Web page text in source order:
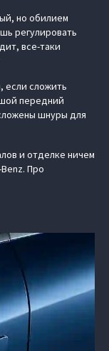
но обилием
регулировать
все-таки
если сложить
передний
шнуры для
и отделке ничем
Про